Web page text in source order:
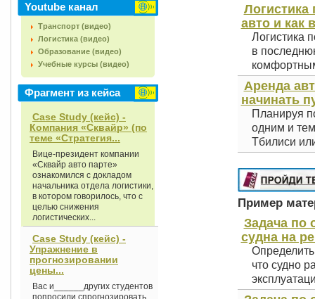
Youtube канал
Транспорт (видео)
Логистика (видео)
Образование (видео)
Учебные курсы (видео)
Фрагмент из кейса
Case Study (кейс) -
Компания «Сквайр» (по
теме «Стратегия...
Вице-президент компании
«Сквайр авто парте»
ознакомился с докладом
начальника отдела логистики,
в котором говорилось, что с
целью снижения
логистических...
Case Study (кейс) -
Упражнение в
прогнозировании
цены...
Вас и______других студентов
попросили спрогнозировать
Логистика
авто и как
Логистика
в
Аренда
начинать
Планируя
одним и
Тбилиси
Пример
Задача по
судна на
что судно